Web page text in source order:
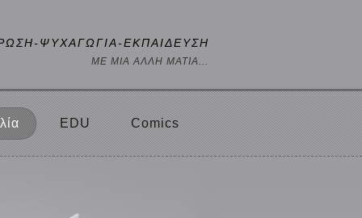
ΨΥΧΑΓΩΓΙΑ-ΕΚΠΑΙΔΕΥΣΗ
ΜΕ ΜΙΑ ΑΛΛΗ ΜΑΤΙΑ...
EDU Comics